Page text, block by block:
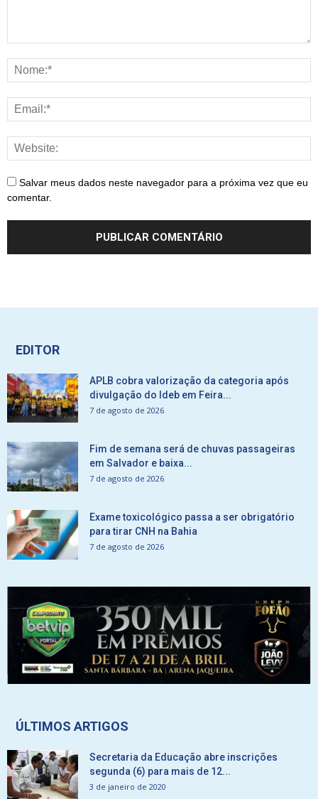
Salvar meus dados neste navegador para a próxima vez que eu
comentar.
EDITOR
APLB cobra valorização da categoria após
divulgação do Ideb em Feira...
7 de agosto de 2026
Fim de semana será de chuvas passageiras
em Salvador e baixa...
7 de agosto de 2026
Exame toxicológico passa a ser obrigatório
para tirar CNH na Bahia
7 de agosto de 2026
ÚLTIMOS ARTIGOS
Secretaria da Educação abre inscrições
segunda (6) para mais de 12...
3 de janeiro de 2020